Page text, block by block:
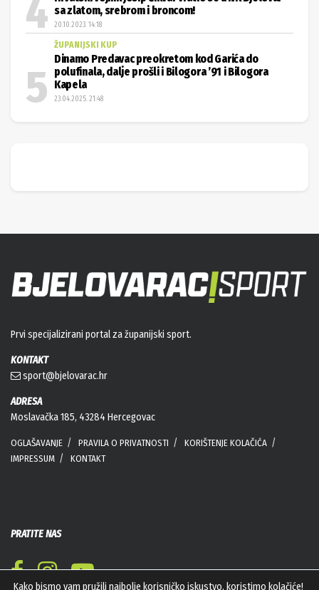
sa zlatom, srebrom i broncom!
20.10.2023. 14:18
ŽUPANIJSKI KUP
Dinamo Predavac preokretom kod Garića do
polufinala, dalje prošli i Bilogora ’91 i Bilogora
Kapela
23.04.2025. 21:48
Prvi specijalizirani portal za županijski sport.
KONTAKT
sport@bjelovarac.hr
ADRESA
Moslavačka 185, 43284 Hercegovac
OGLAŠAVANJE PRAVILA O PRIVATNOSTI
KORIŠTENJE KOLAČIĆA
IMPRESSUM
KONTAKT
PRATITE NAS
Kako bismo vam pružili najbolje korisničko iskustvo, koristimo kolačiće!